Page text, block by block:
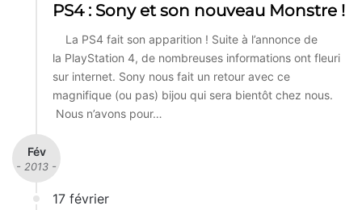
PS4 : Sony et son nouveau Monstre !
La PS4 fait son apparition ! Suite à l’annonce de
la PlayStation 4, de nombreuses informations ont fleuri
sur internet. Sony nous fait un retour avec ce
magnifique (ou pas) bijou qui sera bientôt chez nous.
Nous n’avons pour…
Fév
- 2013 -
17 février